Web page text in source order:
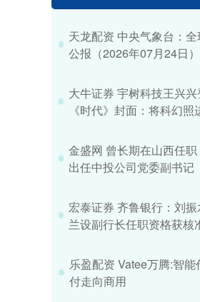
天龙配资 中央气象台：
公报（2026年07月24日）
大牛证券 宇树科技王兴兴
《时代》封面：将科幻照
金盛网 曾长期在山西任
出任中投公司党委副书记
宏泰证券 齐鲁银行：刘
兰设副行长任职资格获核
乐盈配资 Vatee万腾:智能
付走向商用